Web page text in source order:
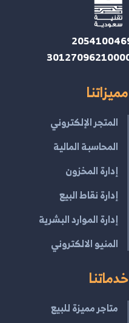
مميزاتنا
المتجر الإلكتروني
المحاسبة المالية
إدارة المخزون
إدارة نقاط البيع
إدارة الموارد البشرية
المنيو الالكتروني
خدماتنا
متاجر مميزة للبيع